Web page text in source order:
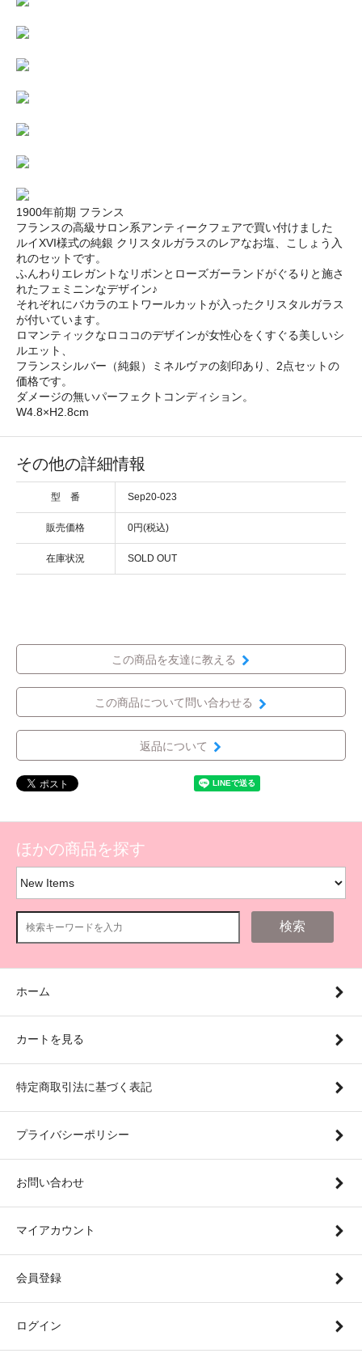
1900年前期 フランス
フランスの高級サロン系アンティークフェアで買い付けました
ルイXVI様式の純銀 クリスタルガラスのレアなお塩、こしょう入
れのセットです。
ふんわりエレガントなリボンとローズガーランドがぐるりと施さ
れたフェミニンなデザイン♪
それぞれにバカラのエトワールカットが入ったクリスタルガラス
が付いています。
ロマンティックなロココのデザインが女性心をくすぐる美しいシ
ルエット、
フランスシルバー（純銀）ミネルヴァの刻印あり、2点セットの
価格です。
ダメージの無いパーフェクトコンディション。
W4.8×H2.8cm
その他の詳細情報
型 番 Sep20-023
販売価格 0円(税込)
在庫状況 SOLD OUT
この商品を友達に教える
この商品について問い合わせる
返品について
ほかの商品を探す
検索
ホーム
カートを見る
特定商取引法に基づく表記
プライバシーポリシー
お問い合わせ
マイアカウント
会員登録
ログイン